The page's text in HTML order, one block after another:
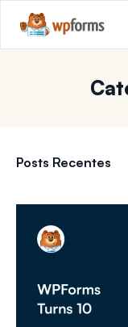
Posts Recentes